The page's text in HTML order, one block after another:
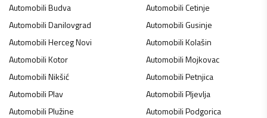
AutomobiliBudva AutomobiliCetinje
AutomobiliDanilovgrad AutomobiliGusinje
AutomobiliHerceg Novi AutomobiliKolašin
AutomobiliKotor AutomobiliMojkovac
AutomobiliNikšić AutomobiliPetnjica
AutomobiliPlav AutomobiliPljevlja
AutomobiliPlužine AutomobiliPodgorica